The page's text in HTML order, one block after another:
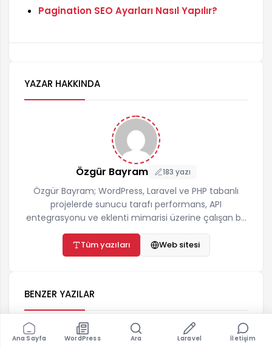
Pagination SEO Ayarları Nasıl Yapılır?
YAZAR HAKKINDA
Özgür Bayram 183 yazı
Özgür Bayram; WordPress, Laravel ve PHP tabanlı
projelerde sunucu tarafı performans, API
entegrasyonu ve eklenti mimarisi üzerine çalışan bir
yazılımcıdır. ozgurbayram.com'da hosting,
önbellekleme, teknik SEO ve yapay zekâ API
entegrasyonları konularında gerçek proje
destek@ozgurbayram.com
Tüm yazıları Web sitesi
BENZER YAZILAR
12 dk TEKNIK SEO
Ana Sayfa WordPress Ara Laravel İletişim